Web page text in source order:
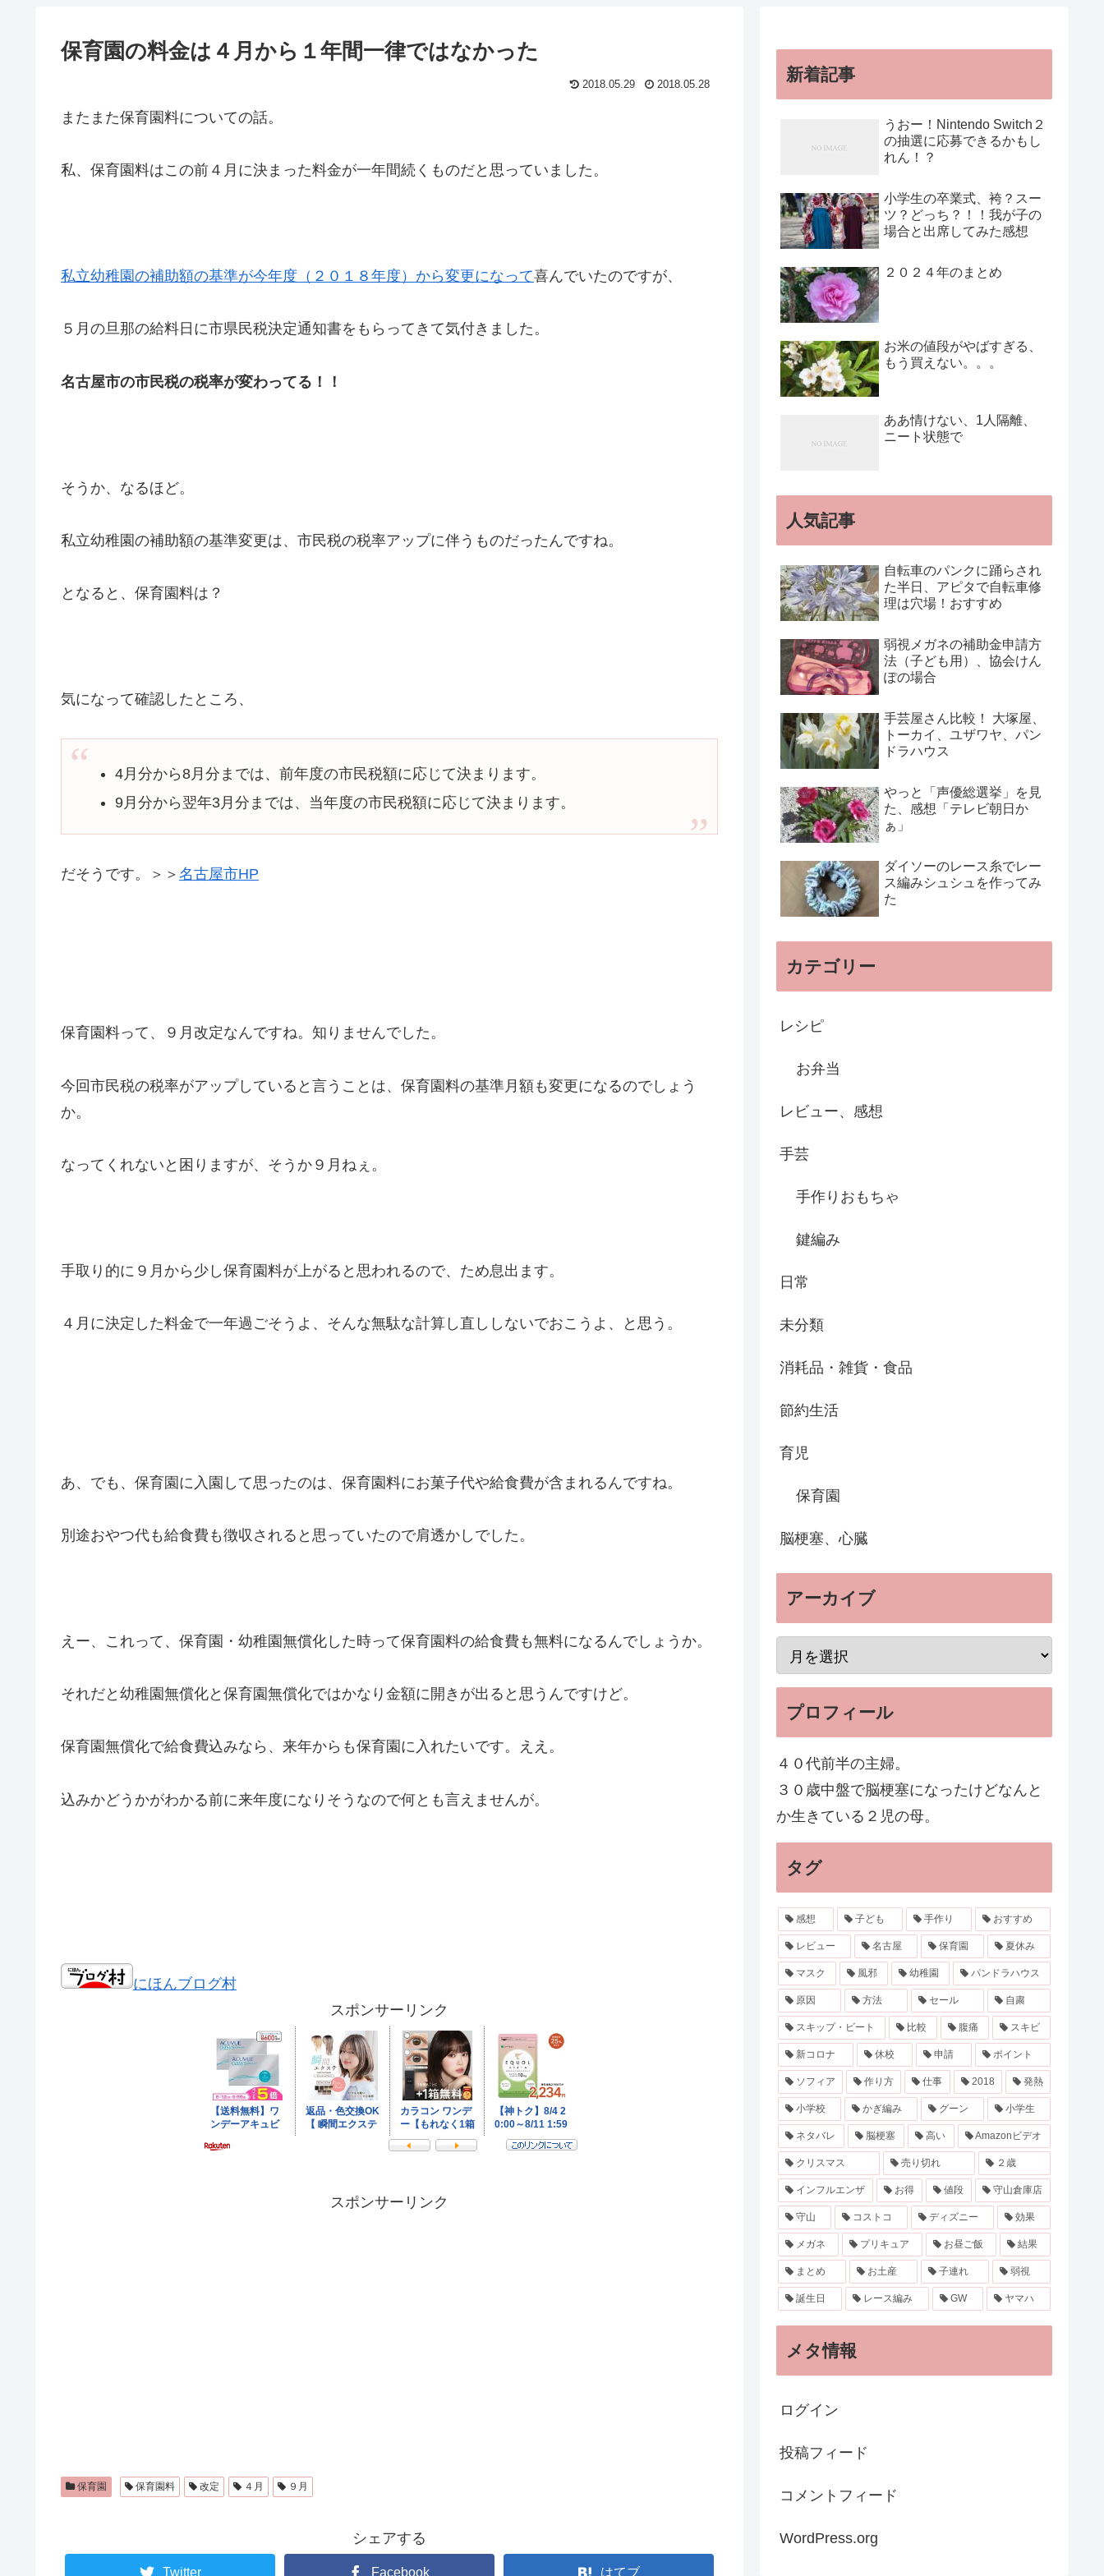
保育園の料金は４月から１年間一律ではなかった
2018.05.29 2018.05.28
またまた保育園料についての話。
私、保育園料はこの前４月に決まった料金が一年間続くものだと思っていました。
私立幼稚園の補助額の基準が今年度（２０１８年度）から変更になって喜んでいたのですが、
５月の旦那の給料日に市県民税決定通知書をもらってきて気付きました。
名古屋市の市民税の税率が変わってる！！
そうか、なるほど。
私立幼稚園の補助額の基準変更は、市民税の税率アップに伴うものだったんですね。
となると、保育園料は？
気になって確認したところ、
4月分から8月分までは、前年度の市民税額に応じて決まります。
9月分から翌年3月分までは、当年度の市民税額に応じて決まります。
だそうです。＞＞ 名古屋市HP
保育園料って、９月改定なんですね。知りませんでした。
今回市民税の税率がアップしていると言うことは、保育園料の基準月額も変更になるのでしょう
か。
なってくれないと困りますが、そうか９月ねぇ。
手取り的に９月から少し保育園料が上がると思われるので、ため息出ます。
４月に決定した料金で一年過ごそうよ、そんな無駄な計算し直ししないでおこうよ、と思う。
あ、でも、保育園に入園して思ったのは、保育園料にお菓子代や給食費が含まれるんですね。
別途おやつ代も給食費も徴収されると思っていたので肩透かしでした。
えー、これって、保育園・幼稚園無償化した時って保育園料の給食費も無料になるんでしょうか。
それだと幼稚園無償化と保育園無償化ではかなり金額に開きが出ると思うんですけど。
保育園無償化で給食費込みなら、来年からも保育園に入れたいです。ええ。
込みかどうかがわかる前に来年度になりそうなので何とも言えませんが。
にほんブログ村
スポンサーリンク
スポンサーリンク
保育園 保育園料 改定 ４月 ９月
シェアする
Twitter Facebook はてブ
新着記事
うおー！Nintendo Switch２
の抽選に応募できるかもし
れん！？
小学生の卒業式、袴？スー
ツ？どっち？！！我が子の
場合と出席してみた感想
２０２４年のまとめ
お米の値段がやばすぎる、
もう買えない。。。
ああ情けない、1人隔離、
ニート状態で
人気記事
自転車のパンクに踊らされ
た半日、アピタで自転車修
理は穴場！おすすめ
弱視メガネの補助金申請方
法（子ども用）、協会けん
ぽの場合
手芸屋さん比較！ 大塚屋、
トーカイ、ユザワヤ、パン
ドラハウス
やっと「声優総選挙」を見
た、感想「テレビ朝日か
ぁ」
ダイソーのレース糸でレー
ス編みシュシュを作ってみ
た
カテゴリー
レシピ
お弁当
レビュー、感想
手芸
手作りおもちゃ
鍵編み
日常
未分類
消耗品・雑貨・食品
節約生活
育児
保育園
脳梗塞、心臓
アーカイブ
プロフィール
４０代前半の主婦。
３０歳中盤で脳梗塞になったけどなんと
か生きている２児の母。
タグ
感想 子ども 手作り おすすめ
レビュー 名古屋 保育園 夏休み
マスク 風邪 幼稚園 パンドラハウス
原因 方法 セール 自粛
スキップ・ビート 比較 腹痛 スキビ
新コロナ 休校 申請 ポイント
ソフィア 作り方 仕事 2018 発熱
小学校 かぎ編み グーン 小学生
ネタバレ 脳梗塞 高い Amazonビデオ
クリスマス 売り切れ ２歳
インフルエンザ お得 値段 守山倉庫店
守山 コストコ ディズニー 効果
メガネ プリキュア お昼ご飯 結果
まとめ お土産 子連れ 弱視
誕生日 レース編み GW ヤマハ
メタ情報
ログイン
投稿フィード
コメントフィード
WordPress.org